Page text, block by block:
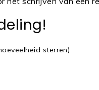
sterren)